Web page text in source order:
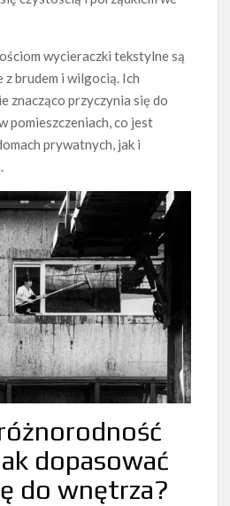
wycieraczki tekstylne są
brudem i wilgocią. Ich
znacząco przyczynia się do
pomieszczeniach, co jest
prywatnych, jak i
dopasować
do wnętrza?